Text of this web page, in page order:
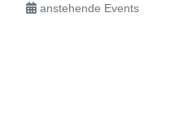
anstehende Events